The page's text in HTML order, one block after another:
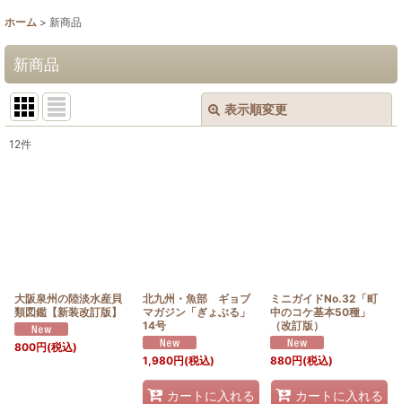
ホーム > 新商品
新商品
表示順変更
12件
大阪泉州の陸淡水産貝
類図鑑【新装改訂版】
800円(税込)
北九州・魚部 ギョブ
マガジン「ぎょぶる」
14号
1,980円(税込)
カートに入れる
ミニガイドNo.32「町
中のコケ基本50種」
（改訂版）
880円(税込)
カートに入れる